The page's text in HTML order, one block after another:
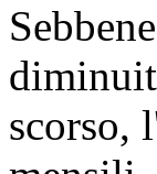
scorso,